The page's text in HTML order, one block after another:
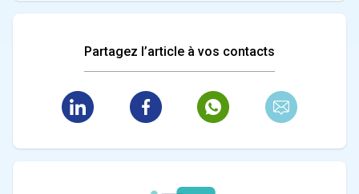
Partagez l’article à vos contacts